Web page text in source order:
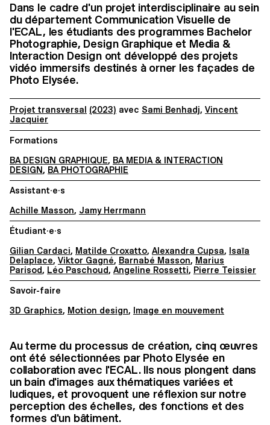
Dans le cadre d'un projet interdisciplinaire au sein
du département Communication Visuelle de
l'ECAL, les étudiants des programmes Bachelor
Photographie, Design Graphique et Media &
Interaction Design ont développé des projets
vidéo immersifs destinés à orner les façades de
Photo Elysée.
Projet transversal (2023) avec Sami Benhadj, Vincent
Jacquier
Formations
BA DESIGN GRAPHIQUE, BA MEDIA & INTERACTION
DESIGN, BA PHOTOGRAPHIE
Assistant·e·s
Achille Masson, Jamy Herrmann
Étudiant·e·s
Gilian Cardaci, Matilde Croxatto, Alexandra Cupsa,
Isaïa
Delaplace, Viktor Gagné, Barnabé Masson, Marius
Parisod, Léo Paschoud, Angeline Rossetti, Pierre Teissier
Savoir-faire
3D Graphics, Motion design, Image en mouvement
Au terme du processus de création, cinq œuvres
ont été sélectionnées par Photo Elysée en
collaboration avec l'ECAL. Ils nous plongent dans
un bain d'images aux thématiques variées et
ludiques, et provoquent une réflexion sur notre
perception des échelles, des fonctions et des
formes d'un bâtiment.